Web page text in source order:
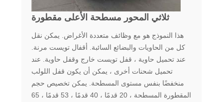
ثلاثي المحور مسطحة الأعلى مقطورة
هذا النموذج هو مع وظائف متعددة الأغراض. يمكن نقل
كل من الحاويات والبضائع السائبة. أقفال تويست مرنة.
عند تحميل حاوية ، قفل تويست خارج وقفل حاوية. عند
تحميل شحنات أخرى ، يمكن أن يكون قفل اللولب
منخفضًا بنفس مستوى المسطحة. يمكن تخصيص حجم
المقطورة المسطحة ، 20 قدمًا ، 40 قدمًا ، 53 قدمًا ، 65